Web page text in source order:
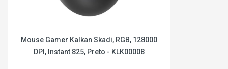
Mouse Gamer Kalkan Skadi, RGB, 128000
DPI, Instant 825, Preto - KLK00008